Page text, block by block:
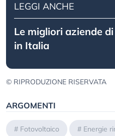
LEGGI ANCHE
Le migliori aziende
in Italia
© RIPRODUZIONE RISERVATA
ARGOMENTI
# Fotovoltaico # Energie